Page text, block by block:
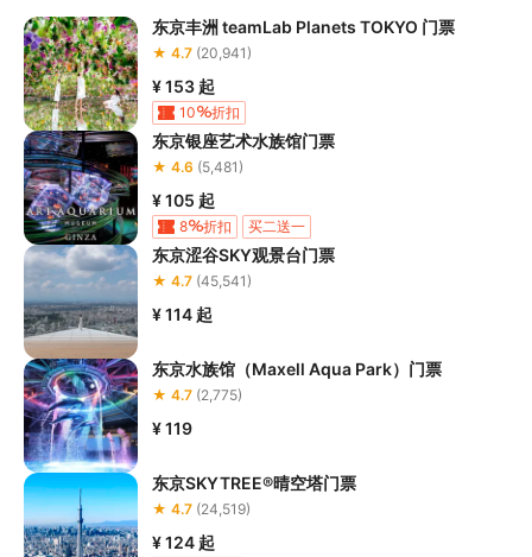
东京丰洲 teamLab Planets TOKYO 门票
★ 4.7 (20,941)
¥ 153 起
10 折扣
东京银座艺术水族馆门票
★ 4.6 (5,481)
¥ 105 起
8 折扣 买二送一
东京涩谷SKY观景台门票
★ 4.7 (45,541)
¥ 114 起
东京水族馆（Maxell Aqua Park）门票
★ 4.7 (2,775)
¥ 119
东京SKYTREE®晴空塔门票
★ 4.7 (24,519)
¥ 124 起